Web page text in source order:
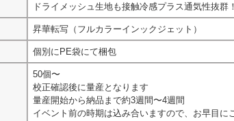
ドライメッシュ生地も接触冷感プラス通気性抜群
昇華転写（フルカラーインックジェット）
個別にPE袋にて梱包
50個〜
校正確認後に量産となります
量産開始から納品まで約3週間〜4週間
イベント前の時期は込み合いますので、お早目に